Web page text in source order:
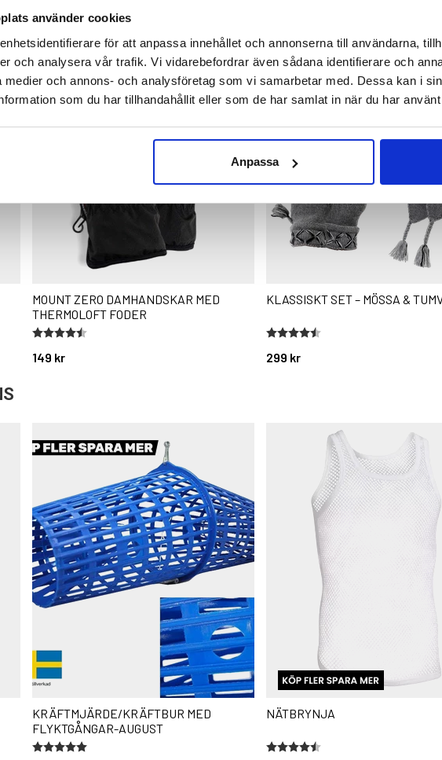
använder cookies
för att anpassa innehållet och annonserna till användarna,
och analysera vår trafik. Vi vidarebefordrar även sådana identifierare och
medier och annons- och analysföretag som vi samarbetar med. Dessa kan i
som du har tillhandahållit eller som de har samlat in när du har
Anpassa
MOUNT ZERO DAMHANDSKAR MED
THERMOLOFT FODER
149 kr
Betyg:
4.5 utav 5 stjärnor
KLASSISKT SET – MÖSSA &
299 kr
Betyg:
4.5 utav 5 stjärnor
KRÄFTMJÄRDE/KRÄFTBUR MED
FLYKTGÅNGAR-AUGUST
Betyg:
5.0 utav 5 stjärnor
NÄTBRYNJA
Betyg:
4.6 utav 5 stjärnor